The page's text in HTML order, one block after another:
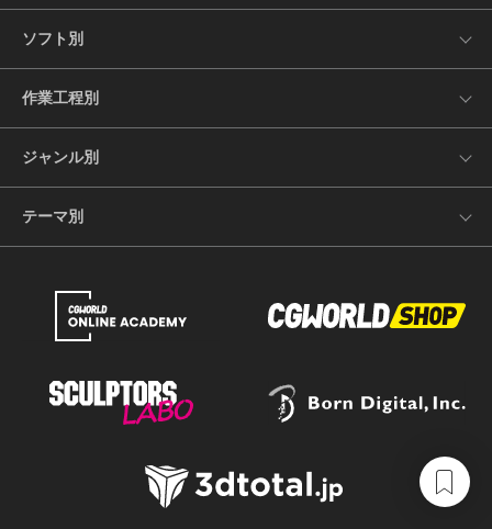
ソフト別
作業工程別
ジャンル別
テーマ別